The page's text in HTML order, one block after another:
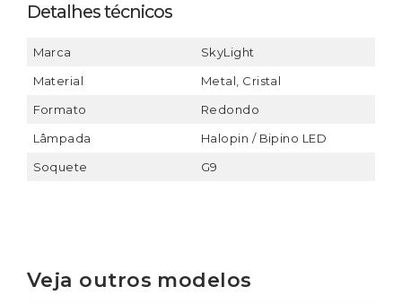
Detalhes técnicos
Marca
SkyLight
Material
Metal, Cristal
Formato
Redondo
Lâmpada
Halopin / Bipino LED
Soquete
G9
Veja outros modelos